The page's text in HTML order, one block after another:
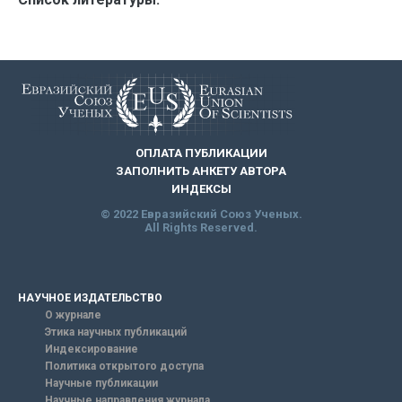
ОПЛАТА ПУБЛИКАЦИИ
ЗАПОЛНИТЬ АНКЕТУ АВТОРА
ИНДЕКСЫ
© 2022 Евразийский Союз Ученых.
All Rights Reserved.
НАУЧНОЕ ИЗДАТЕЛЬСТВО
О журнале
Этика научных публикаций
Индексирование
Политика открытого доступа
Научные публикации